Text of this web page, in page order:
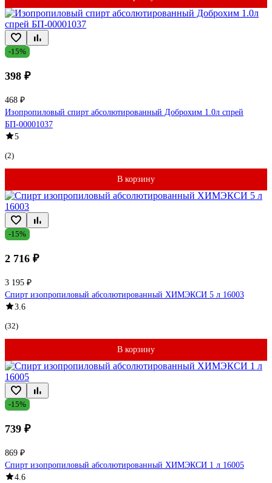
-15%
398 ₽
468 ₽
Изопропиловый спирт абсолютированный Доброхим 1.0л спрей
БП-00001037
5
(2)
В корзину
-15%
2 716 ₽
3 195 ₽
Спирт изопропиловый абсолютированный ХИМЭКСИ 5 л 16003
3.6
(32)
В корзину
-15%
739 ₽
869 ₽
Спирт изопропиловый абсолютированный ХИМЭКСИ 1 л 16005
4.6